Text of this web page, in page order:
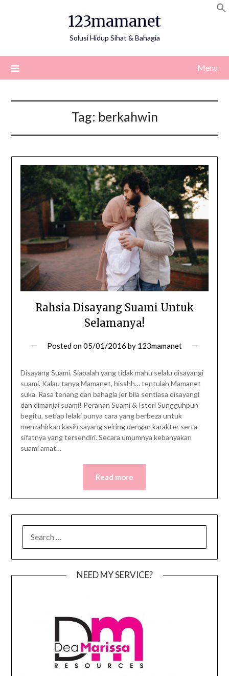
123mamanet
Solusi Hidup Sihat & Bahagia
Menu
Tag: berkahwin
Rahsia Disayang Suami Untuk
Selamanya!
Posted on05/01/2016 by 123mamanet
Disayang Suami. Siapalah yang tidak mahu selalu disayangi
suami. Kalau tanya Mamanet, hisshh… tentulah Mamanet
suka. Rasa tenang dan bahagia jer bila sentiasa disayangi
dan dimanjai suami! Peranan Suami & Isteri Sungguhpun
begitu, setiap lelaki punya cara yang berbeza untuk
menzahirkan kasih sayang seiring dengan karakter serta
sifatnya yang tersendiri. Secara umumnya kebanyakan
suami amat…
Read more
FOR:
NEED MY SERVICE?